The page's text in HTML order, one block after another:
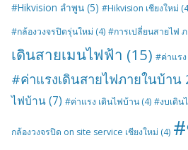
#Hikvision ลำพูน (5) #Hikvision เชียงใหม่
#กล้องวงจรปิดรุ่นใหม่ (4) #การเปลี่ยนสายไฟ
เดินสายเมนไฟฟ้า (15) #ค่าแร
#ค่าแรงเดินสายไฟภายในบ้าน
ไฟบ้าน(7) #ค่าแรง เดินไฟบ้าน (4) #งบเดิน
กล้องวงจรปิด on site service เชียงใหม่ (4)